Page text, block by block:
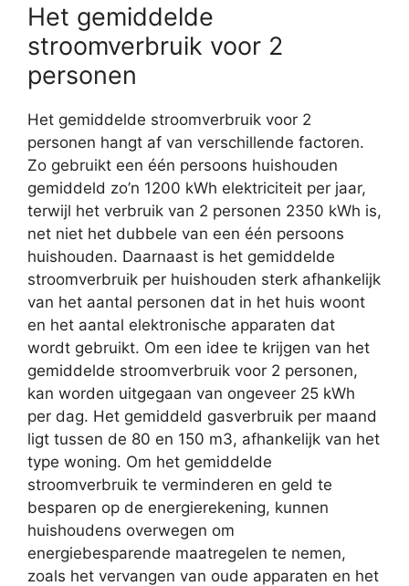
Het gemiddelde
stroomverbruik voor 2
personen
Het gemiddelde stroomverbruik voor 2
personen hangt af van verschillende factoren.
Zo gebruikt een één persoons huishouden
gemiddeld zo’n 1200 kWh elektriciteit per jaar,
terwijl het verbruik van 2 personen 2350 kWh is,
net niet het dubbele van een één persoons
huishouden. Daarnaast is het gemiddelde
stroomverbruik per huishouden sterk afhankelijk
van het aantal personen dat in het huis woont
en het aantal elektronische apparaten dat
wordt gebruikt. Om een idee te krijgen van het
gemiddelde stroomverbruik voor 2 personen,
kan worden uitgegaan van ongeveer 25 kWh
per dag. Het gemiddeld gasverbruik per maand
ligt tussen de 80 en 150 m3, afhankelijk van het
type woning. Om het gemiddelde
stroomverbruik te verminderen en geld te
besparen op de energierekening, kunnen
huishoudens overwegen om
energiebesparende maatregelen te nemen,
zoals het vervangen van oude apparaten en het